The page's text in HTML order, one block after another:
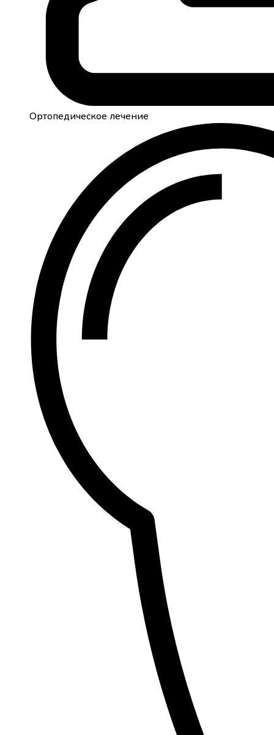
Ортопедическое лечение